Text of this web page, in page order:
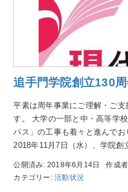
追手門学院創立130
平素は周年事業にご理解・ご
す。 大学の一部と中・高等学
パス」の工事も着々と進んで
2018年11月7日（水）、学院
公開済み: 2018年6月14日 作成
カテゴリー:活動状況